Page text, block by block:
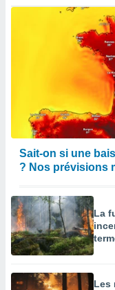
Sait-on si une
? Nos prévisions
La
Les